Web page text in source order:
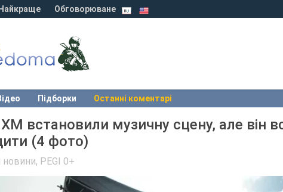
Найкраще Обговорюване
Підборки Останні коментарі
встановили музичну сцену, але він
(4 фото)
новини, PEGI 0+